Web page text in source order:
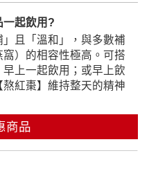
一起飲用?
且「溫和」，與多數補
）的相容性極高。可搭
上一起飲用；或早上飲
紅棗】維持整天的精神
商品